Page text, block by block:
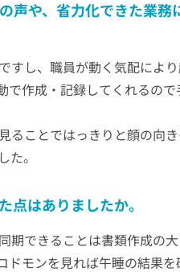
声や、省力化できた業務
すし、職員が動く気配によ
で作成・記録してくれるので
ることではっきりと顔の向
た。
点はありましたか。
期できることは書類作成の
ドモンを見れば午睡の結果を